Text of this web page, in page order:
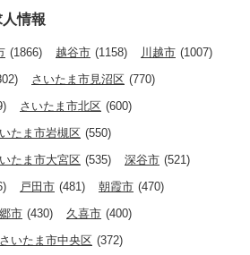
情報
(1866) 越谷市 (1158) 川越市 (1007)
さいたま市見沼区 (770)
さいたま市北区 (600)
たま市岩槻区 (550)
たま市大宮区 (535) 深谷市 (521)
戸田市 (481) 朝霞市 (470)
市 (430) 久喜市 (400)
さいたま市中央区 (372)